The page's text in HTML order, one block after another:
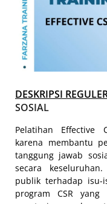
DESKRIPSI
SOSIAL
Pelatihan Effective
karena membantu
tanggung jawab
secara
publik terhadap isu-
program CSR